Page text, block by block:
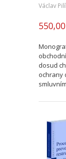
Václav
dosud
ochrany